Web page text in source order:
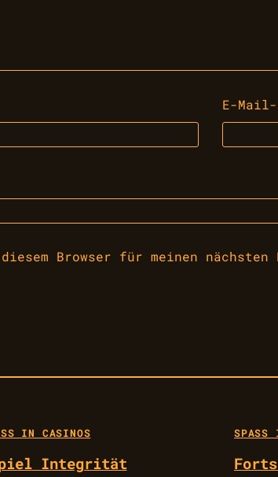
E-Mail-
Browser für meinen nächsten
IN CASINOS
Integrität
SPASS